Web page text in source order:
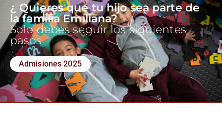
¿ Quieres que tu hijo sea parte de
la familia Emiliana?
Solo debes seguir los siguientes
pasos
Admisiones 2025